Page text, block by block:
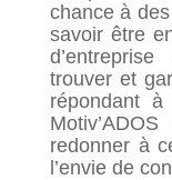
chance à
savoir être
trouver et
répondant
redonner à
l’envie de